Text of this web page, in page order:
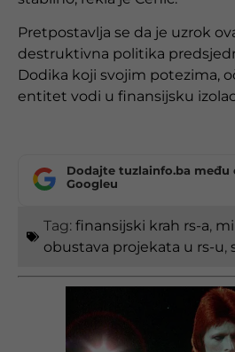
Pretpostavlja se da je uzrok
destruktivna politika
Dodika koji svojim potezima,
entitet vodi u finansijsku
Dodajte tuzlainfo.ba među
Googleu
Tag: finansijski krah rs-a,
obustava projekata u rs-u,